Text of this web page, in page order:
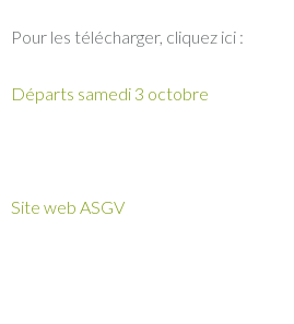
Pour les télécharger, cliquez ici :
Départs samedi 3 octobre
Site web ASGV